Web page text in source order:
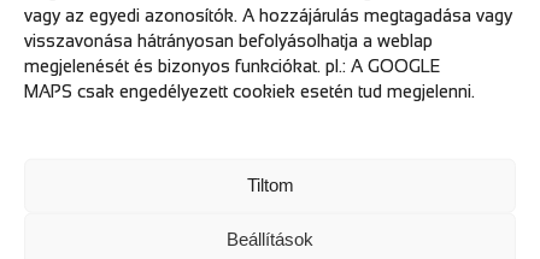
vagy az egyedi azonosítók. A hozzájárulás megtagadása vagy
visszavonása hátrányosan befolyásolhatja a weblap
megjelenését és bizonyos funkciókat. pl.: A GOOGLE
MAPS csak engedélyezett cookiek esetén tud megjelenni.
Tiltom
Beállítások
a Mausnál. Arcfestés, lufihajtogatás, kifestők, labdajáték,
valamint meglepetések is várták a jelenlevőket.
A Családbarát Munkahely tanúsító védjegyünknek eleget téve
idén is gondosan szerveztük a legkisebbek napját.